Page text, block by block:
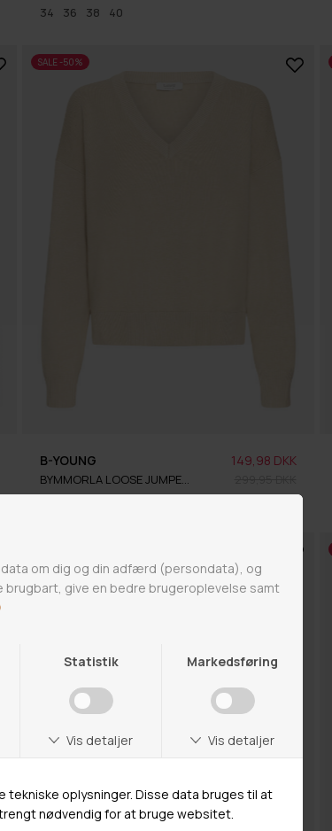
34 36 38 40
SALE -50%
XS
B-YOUNG
BYMMORLA LOOSE JUMPER 2
149,98 DKK